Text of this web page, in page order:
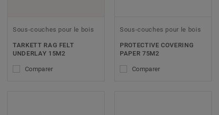
Sous-couches pour le bois
TARKETT RAG FELT
UNDERLAY 15M2
Comparer
Sous-couches pour le bois
PROTECTIVE COVERING
PAPER 75M2
Comparer